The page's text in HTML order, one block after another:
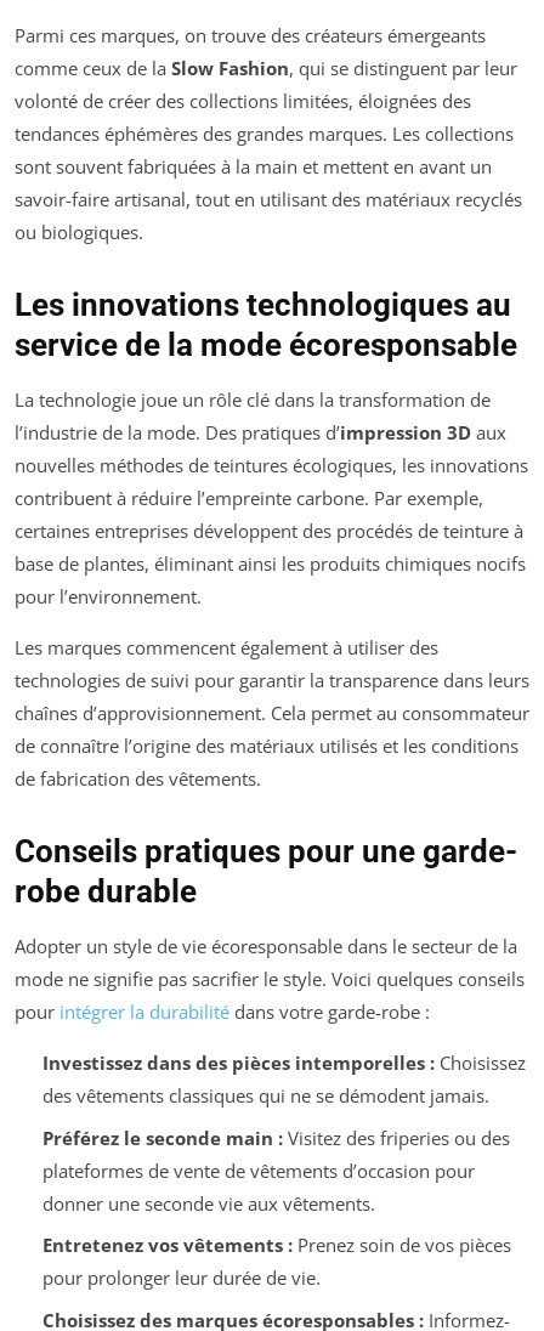
Parmi ces marques, on trouve des créateurs émergeants
comme ceux de la Slow Fashion, qui se distinguent par leur
volonté de créer des collections limitées, éloignées des
tendances éphémères des grandes marques. Les collections
sont souvent fabriquées à la main et mettent en avant un
savoir-faire artisanal, tout en utilisant des matériaux recyclés
ou biologiques.
Les innovations technologiques au
service de la mode écoresponsable
La technologie joue un rôle clé dans la transformation de
l’industrie de la mode. Des pratiques d’impression 3D aux
nouvelles méthodes de teintures écologiques, les innovations
contribuent à réduire l’empreinte carbone. Par exemple,
certaines entreprises développent des procédés de teinture à
base de plantes, éliminant ainsi les produits chimiques nocifs
pour l’environnement.
Les marques commencent également à utiliser des
technologies de suivi pour garantir la transparence dans leurs
chaînes d’approvisionnement. Cela permet au consommateur
de connaître l’origine des matériaux utilisés et les conditions
de fabrication des vêtements.
Conseils pratiques pour une garde-
robe durable
Adopter un style de vie écoresponsable dans le secteur de la
mode ne signifie pas sacrifier le style. Voici quelques conseils
pour intégrer la durabilité dans votre garde-robe :
Investissez dans des pièces intemporelles :Choisissez
des vêtements classiques qui ne se démodent jamais.
Préférez le seconde main :Visitez des friperies ou des
plateformes de vente de vêtements d’occasion pour
donner une seconde vie aux vêtements.
Entretenez vos vêtements :Prenez soin de vos pièces
pour prolonger leur durée de vie.
Choisissez des marques écoresponsables :Informez-